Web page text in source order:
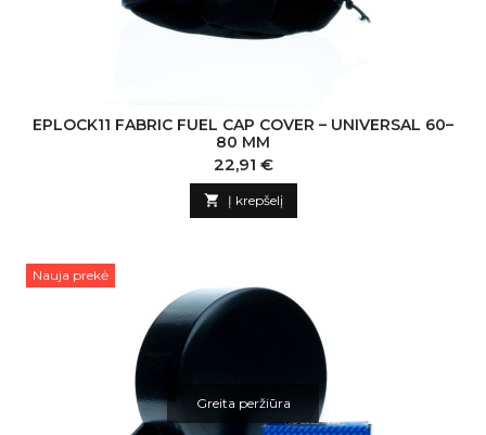
EPLOCK11 FABRIC FUEL CAP COVER – UNIVERSAL 60–
80 MM
Kaina
22,91 €
 Į krepšelį
Nauja prekė
Greita peržiūra